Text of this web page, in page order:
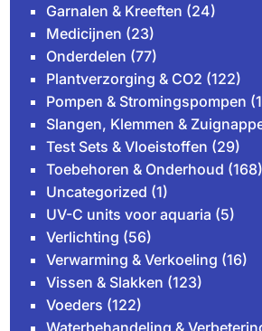
Garnalen & Kreeften (24)
Medicijnen (23)
Onderdelen (77)
Plantverzorging & CO2 (122)
Pompen & Stromingspompen
Slangen, Klemmen &
Test Sets & Vloeistoffen (29)
Toebehoren & Onderhoud (168)
Uncategorized (1)
UV-C units voor aquaria (5)
Verlichting (56)
Verwarming & Verkoeling (16)
Vissen & Slakken (123)
Voeders (122)
Waterbehandeling &